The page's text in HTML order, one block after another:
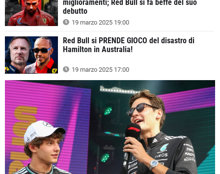
miglioramenti; Red Bull si fa beffe del suo
debutto
19 marzo 2025 19:00
Red Bull si PRENDE GIOCO del disastro di
Hamilton in Australia!
19 marzo 2025 17:00